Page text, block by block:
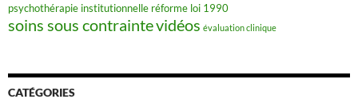
psychothérapie institutionnelle réforme loi 1990
soins sous contraintevidéos évaluation clinique
CATÉGORIES